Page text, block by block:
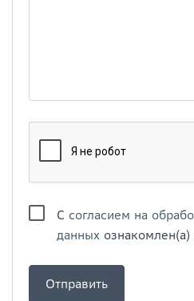
С согласием на
данных ознакомлен(а)